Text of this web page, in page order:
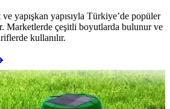
yapışkan yapısıyla Türkiye’de popüler
Marketlerde çeşitli boyutlarda bulunur ve
kullanılır.